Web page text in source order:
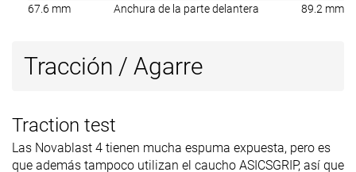
67.6 mm Anchura de la parte delantera 89.2 mm
Tracción / Agarre
Traction test
Las Novablast 4 tienen mucha espuma expuesta, pero es
que además tampoco utilizan el caucho ASICSGRIP, así que